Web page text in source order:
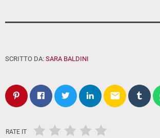
SCRITTO DA: SARA BALDINI
email
RATE IT